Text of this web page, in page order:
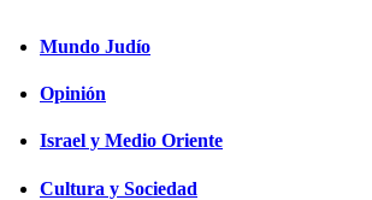
Mundo Judío
Opinión
Israel y Medio Oriente
Cultura y Sociedad